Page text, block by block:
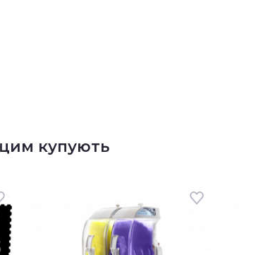
купують